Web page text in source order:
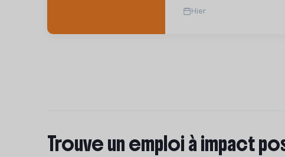
Hier
Trouve un emploi à impact